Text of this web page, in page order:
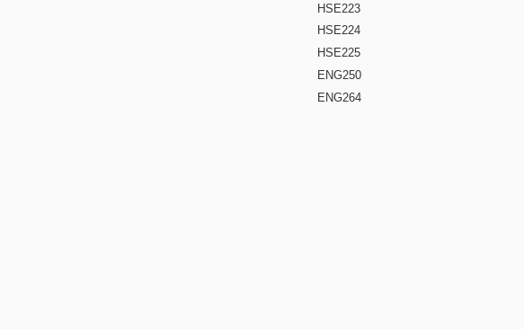
HSE223
HSE224
HSE225
ENG250
ENG264